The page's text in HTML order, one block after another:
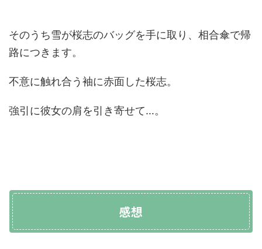
そのうち雪が桜志のバッグを手に取り、相合傘で帰
路につきます。
不意に触れ合う袖に赤面した桜志。
強引に彼女の肩を引き寄せて…。
感想